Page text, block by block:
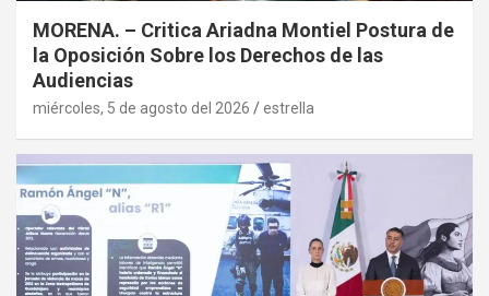
MORENA. – Critica Ariadna Montiel Postura de
la Oposición Sobre los Derechos de las
Audiencias
miércoles, 5 de agosto del 2026 estrella